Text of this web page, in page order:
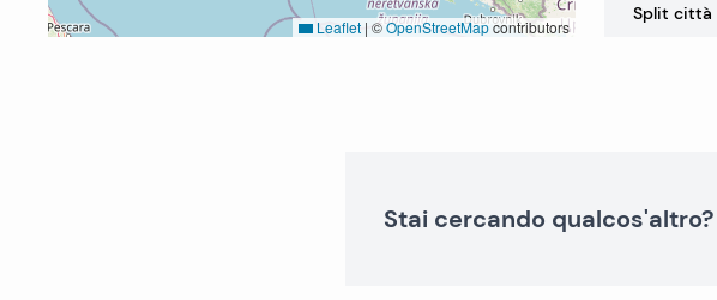
Leaflet | ©OpenStreetMapcontributors
Split città
Stai cercando qualcos'altro?